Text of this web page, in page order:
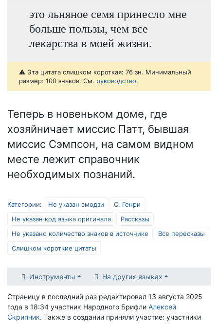
это льняное семя принесло мне
больше пользы, чем все
лекарства в моей жизни.
⚠️ Эта цитата слишком короткая: 76 зн. Минимальный
размер: 100 знаков. См. руководство.
Теперь в новеньком доме, где
хозяйничает миссис Патт, бывшая
миссис Сэмпсон, на самом видном
месте лежит справочник
необходимых познаний.
Категории: Не указан эмодзи
О. Генри
Не указан код языка оригинала
Рассказы
Не указано количество знаков в источнике
Все пересказы
Слишком короткие цитаты
Инструменты На других языках
Страницу в последний раз редактировал 13 августа 2025
года в 18:34 участник Народного Брифли Алексей
Скрипник. Также в создании приняли участие: участники